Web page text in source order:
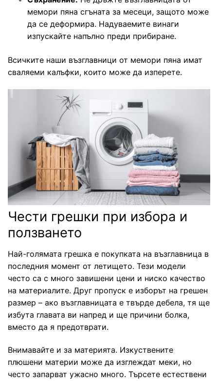
мемори пяна сгъната за месеци, защото може
да се деформира. Надуваемите винаги
изпускайте напълно преди прибиране.
Всичките наши възглавници от мемори пяна имат
сваляеми калъфки, които може да изперете.
Чести грешки при избора и
ползването
Най-голямата грешка е покупката на възглавница в
последния момент от летището. Тези модели
често са с много завишени цени и ниско качество
на материалите. Друг пропуск е изборът на грешен
размер – ако възглавницата е твърде дебела, тя ще
избута главата ви напред и ще причини болка,
вместо да я предотврати.
Внимавайте и за материята. Изкуствените
плюшени материи може да изглеждат меки, но
често запарват ужасно много. Търсете естествени